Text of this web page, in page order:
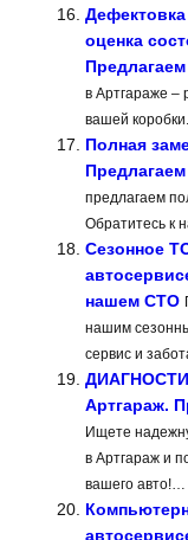
оценка
в Артгараже –
вашей
Полная
предлагаем
Обратитесь к
Сезонное
нашем СТО
нашим
сервис и
Артгараж.
Ищете
в Артгараж и
вашего авто!…